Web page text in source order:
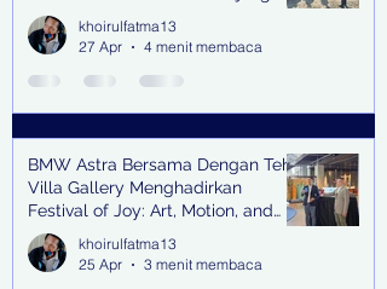
Trenggalek
khoirulfatma13
27 Apr
4 menit membaca
BMW Astra Bersama Dengan Teh
Villa Gallery Menghadirkan
Festival of Joy: Art, Motion, and
Scent
khoirulfatma13
25 Apr
3 menit membaca